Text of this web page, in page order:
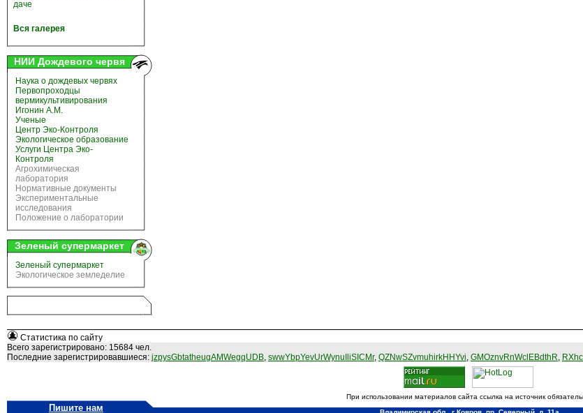
даче
Вся галерея
НИИ Дождевого червя
Наука о дождевых червях
Первопроходцы
вермикультивирования
Игонин А.М.
Ученые
Центр Эко-Контроля
Экологическое образование
Услуги Центра Эко-
Контроля
Агрохимическая
лаборатория
Нормативные документы
Экспериментальные
исследования
Положение о лаборатории
Зеленый супермаркет
Зеленый супермаркет
Экологическое земледелие
Статистика по сайту
Всего зарегистрировано: 15684 чел.
Последние зарегистрировавшиеся: jzpysGbtatheugAMWegqUDB, swwYbpYevUrWynuIliSICMr, QZNwSZvmuhirkHHYvi, GMOznvRnWclEBdthR,
При использовании материалов сайта ссылка на источник
Пишите нам